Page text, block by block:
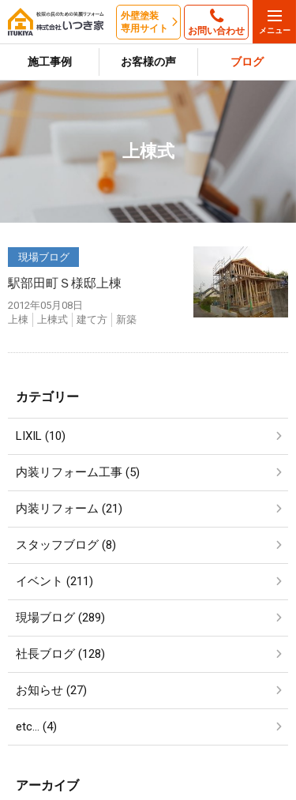
外壁塗装
専用サイト
お問い合わせ
施工事例 お客様の声 ブログ
上棟式
現場ブログ
駅部田町Ｓ様邸上棟
2012年05月08日
上棟
上棟式 建て方 新築
カテゴリー
LIXIL (10)
内装リフォーム工事 (5)
内装リフォーム (21)
スタッフブログ (8)
イベント (211)
現場ブログ (289)
社長ブログ (128)
お知らせ (27)
etc… (4)
アーカイブ